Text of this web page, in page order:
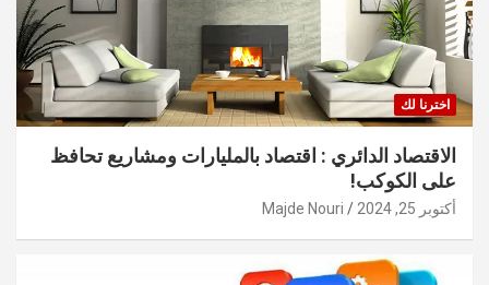
اخترنا لك
الاقتصاد الدائري : اقتصاد بالمليارات ومشاريع تحافظ
على الكوكب!
أكتوبر 25, 2024 Majde Nouri